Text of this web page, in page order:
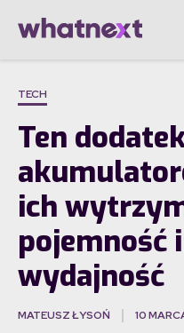
TECH
Ten
ich
pojemność
wydajność
MATEUSZ ŁYSOŃ 10